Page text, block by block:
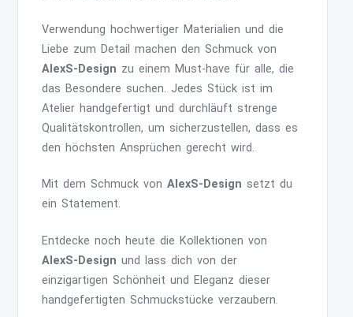
Verwendung hochwertiger Materialien und die
Liebe zum Detail machen den Schmuck von
AlexS-Design zu einem Must-have für alle, die
das Besondere suchen. Jedes Stück ist im
Atelier handgefertigt und durchläuft strenge
Qualitätskontrollen, um sicherzustellen, dass es
den höchsten Ansprüchen gerecht wird.
Mit dem Schmuck vonAlexS-Design setzt du
ein Statement.
Entdecke noch heute die Kollektionen von
AlexS-Design und lass dich von der
einzigartigen Schönheit und Eleganz dieser
handgefertigten Schmuckstücke verzaubern.